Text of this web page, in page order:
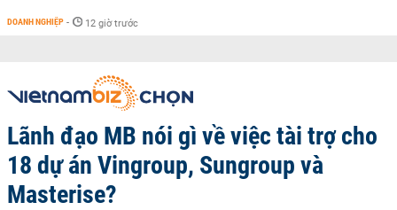
DOANH NGHIỆP - 12 giờ trước
Lãnh đạo MB nói gì về việc tài trợ cho
18 dự án Vingroup, Sungroup và
Masterise?